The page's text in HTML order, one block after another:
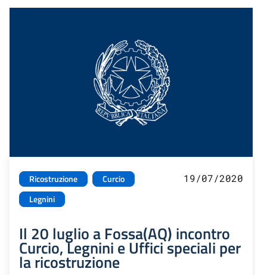
Ricostruzione
Curcio
Legnini
19/07/2020
Il 20 luglio a Fossa(AQ) incontro
Curcio, Legnini e Uffici speciali per
la ricostruzione